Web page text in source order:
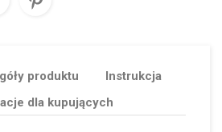
produktu
Instrukcja
dla kupujących